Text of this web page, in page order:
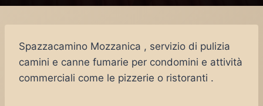
Spazzacamino Mozzanica , servizio di pulizia
camini e canne fumarie per condomini e attività
commerciali come le pizzerie o ristoranti .